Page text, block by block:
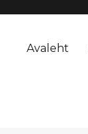
Avaleht